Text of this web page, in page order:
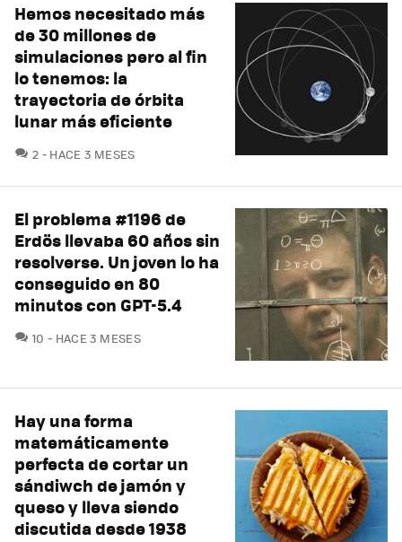
Hemos necesitado más
de 30 millones de
simulaciones pero al fin
lo tenemos: la
trayectoria de órbita
lunar más eficiente
2 COMENTARIOS
HACE 3 MESES
El problema #1196 de
Erdös llevaba 60 años sin
resolverse. Un joven lo ha
conseguido en 80
minutos con GPT-5.4
10 COMENTARIOS
HACE 3 MESES
Hay una forma
matemáticamente
perfecta de cortar un
sándiwch de jamón y
queso y lleva siendo
discutida desde 1938